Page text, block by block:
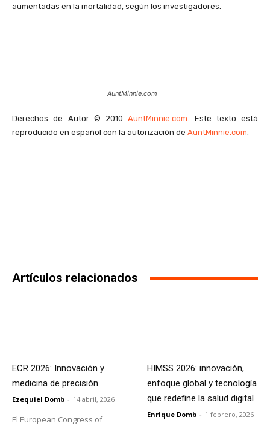
aumentadas en la mortalidad, según los investigadores.
AuntMinnie.com
Derechos de Autor © 2010AuntMinnie.com. Este texto está
reproducido en español con la autorización de AuntMinnie.com.
Artículos relacionados
ECR 2026: Innovación y
medicina de precisión
Ezequiel Domb - 14 abril, 2026
El European Congress of
HIMSS 2026: innovación,
enfoque global y tecnología
que redefine la salud digital
Enrique Domb - 1 febrero, 2026